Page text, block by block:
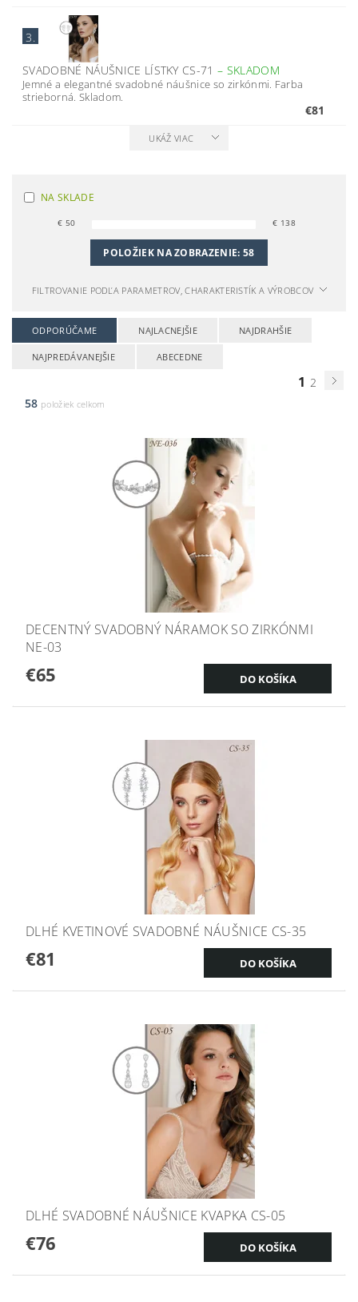
3.
SVADOBNÉ NÁUŠNICE LÍSTKY CS-71– SKLADOM
Jemné a elegantné svadobné náušnice so zirkónmi. Farba
strieborná. Skladom.
€81
UKÁŽ VIAC
NA SKLADE
€ 50 € 138
POLOŽIEK NA ZOBRAZENIE:58
FILTROVANIE PODĽA PARAMETROV, CHARAKTERISTÍK A VÝROBCOV
ODPORÚČAME NAJLACNEJŠIE NAJDRAHŠIE
NAJPREDÁVANEJŠIE ABECEDNE
1 2
58 položiek celkom
DECENTNÝ SVADOBNÝ NÁRAMOK SO ZIRKÓNMI
NE-03
€65
DLHÉ KVETINOVÉ SVADOBNÉ NÁUŠNICE CS-35
€81
DLHÉ SVADOBNÉ NÁUŠNICE KVAPKA CS-05
€76